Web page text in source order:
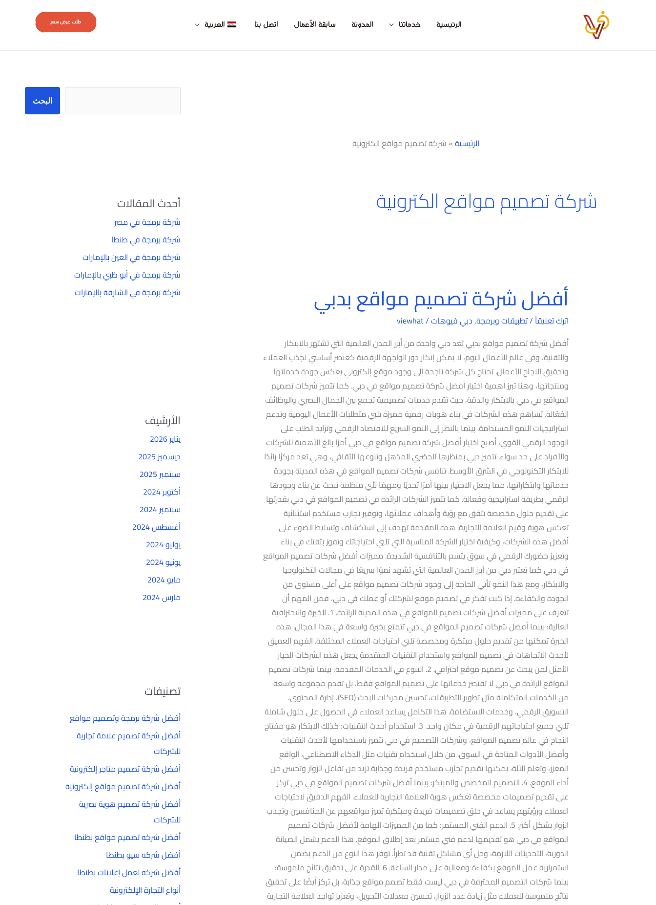
الرئيسية خدماتنا المدونة سابقة الأعمال اتصل بنا العربية طلب عرض سعر
الرئيسية» شركة تصميم مواقع الكترونية
شركة تصميم مواقع الكترونية
أفضل شركة تصميم مواقع بدبي
اترك تعليقاً/تطبيقات وبرمجة,دبي فيوهات/
viewhat
أفضل شركة تصميم مواقع بدبي تعد دبي واحدة من أبرز المدن العالمية التي تشتهر بالابتكار
والتقنية، وفي عالم الأعمال اليوم، لا يمكن إنكار دور الواجهة الرقمية كعنصر أساسي لجذب العملاء
وتحقيق النجاح الأعمال. تحتاج كل شركة ناجحة إلى وجود موقع إلكتروني يعكس جودة خدماتها
ومنتجاتها، وهنا تبرز أهمية اختيار أفضل شركة تصميم مواقع في دبي. كما تتميز شركات تصميم
المواقع في دبي بالابتكار والدقة، حيث تقدم خدمات تصميمية تجمع بين الجمال البصري والوظائف
الفعّالة. تساهم هذه الشركات في بناء هويات رقمية مميزة تلبي متطلبات الأعمال اليومية وتدعم
استراتيجيات النمو المستدامة. بينما بالنظر إلى النمو السريع للاقتصاد الرقمي وتزايد الطلب على
الوجود الرقمي القوي، أصبح اختيار أفضل شركة تصميم مواقع في دبي أمرًا بالغ الأهمية للشركات
والأفراد على حد سواء. تتميز دبي بمنظرها الحضري المذهل وتنوعها الثقافي، وهي تعد مركزًا رائدًا
للابتكار التكنولوجي في الشرق الأوسط. تنافس شركات تصميم المواقع في هذه المدينة بجودة
خدماتها وابتكاراتها، مما يجعل الاختيار بينها أمرًا تحديًا ومهمًا لأي منظمة تبحث عن بناء وجودها
الرقمي بطريقة استراتيجية وفعالة. كما تتميز الشركات الرائدة في تصميم المواقع في دبي بقدرتها
على تقديم حلول مخصصة تتفق مع رؤية وأهداف عملائها، وتوفير تجارب مستخدم استثنائية
تعكس هوية وقيم العلامة التجارية. هذه المقدمة تهدف إلى استكشاف وتسليط الضوء على
أفضل هذه الشركات، وكيفية اختيار الشركة المناسبة التي تلبي احتياجاتك وتفوز بثقتك في بناء
وتعزيز حضورك الرقمي في سوق يتسم بالتنافسية الشديدة. مميزات أفضل شركات تصميم المواقع
في دبي كما تعتبر دبي من أبرز المدن العالمية التي تشهد نموًا سريعًا في مجالات التكنولوجيا
والابتكار، ومع هذا النمو تأتي الحاجة إلى وجود شركات تصميم مواقع على أعلى مستوى من
الجودة والكفاءة. إذا كنت تفكر في تصميم موقع لشركتك أو عملك في دبي، فمن المهم أن
تتعرف على مميزات أفضل شركات تصميم المواقع في هذه المدينة الرائدة. 1. الخبرة والاحترافية
العالية: بينما أفضل شركات تصميم المواقع في دبي تتمتع بخبرة واسعة في هذا المجال. هذه
الخبرة تمكنها من تقديم حلول مبتكرة ومخصصة تلبي احتياجات العملاء المختلفة. الفهم العميق
لأحدث الاتجاهات في تصميم المواقع واستخدام التقنيات المتقدمة يجعل هذه الشركات الخيار
الأمثل لمن يبحث عن تصميم موقع احترافي. 2. التنوع في الخدمات المقدمة: بينما شركات تصميم
المواقع الرائدة في دبي لا تقتصر خدماتها على تصميم المواقع فقط، بل تقدم مجموعة واسعة
من الخدمات المتكاملة مثل تطوير التطبيقات، تحسين محركات البحث (SEO)، إدارة المحتوى،
التسويق الرقمي، وخدمات الاستضافة. هذا التكامل يساعد العملاء في الحصول على حلول شاملة
تلبي جميع احتياجاتهم الرقمية في مكان واحد. 3. استخدام أحدث التقنيات: كذلك الابتكار هو مفتاح
النجاح في عالم تصميم المواقع، وشركات التصميم في دبي تتميز باستخدامها لأحدث التقنيات
وأفضل الأدوات المتاحة في السوق. من خلال استخدام تقنيات مثل الذكاء الاصطناعي، الواقع
المعزز، وتعلم الآلة، يمكنها تقديم تجارب مستخدم فريدة وجذابة تزيد من تفاعل الزوار وتحسن من
أداء الموقع. 4. التصميم المخصص والمبتكر: بينما أفضل شركات تصميم المواقع في دبي تركز
على تقديم تصميمات مخصصة تعكس هوية العلامة التجارية للعملاء. الفهم الدقيق لاحتياجات
العملاء ورؤيتهم يساعد في خلق تصميمات فريدة ومبتكرة تميز مواقعهم عن المنافسين وتجذب
الزوار بشكل أكبر. 5. الدعم الفني المستمر: كما من المميزات الهامة لأفضل شركات تصميم
المواقع في دبي هو تقديمها لدعم فني مستمر بعد إطلاق الموقع. هذا الدعم يشمل الصيانة
الدورية، التحديثات اللازمة، وحل أي مشاكل تقنية قد تطرأ. توفر هذا النوع من الدعم يضمن
استمرارية عمل الموقع بكفاءة وفعالية على مدار الساعة. 6. القدرة على تحقيق نتائج ملموسة:
بينما شركات التصميم المحترفة في دبي ليست فقط تصمم مواقع جذابة، بل تركز أيضًا على تحقيق
نتائج ملموسة للعملاء مثل زيادة عدد الزوار، تحسين معدلات التحويل، وتعزيز تواجد العلامة التجارية
أفضل
شركة
تصميم
مواقع
بدبي
البحث
أحدث المقالات
شركة برمجة في مصر
شركة برمجة في طنطا
شركة برمجة في العين بالإمارات
شركة برمجة في أبو ظبي بالإمارات
شركة برمجة في الشارقة بالإمارات
الأرشيف
يناير 2026
ديسمبر 2025
سبتمبر 2025
أكتوبر 2024
سبتمبر 2024
أغسطس 2024
يوليو 2024
يونيو 2024
مايو 2024
مارس 2024
تصنيفات
أفضل شركة برمجة وتصميم مواقع
أفضل شركة تصميم علامة تجارية
للشركات
أفضل شركة تصميم متاجر إلكترونية
أفضل شركة تصميم مواقع إلكترونية
أفضل شركة تصميم هوية بصرية
للشركات
أفضل شركه تصميم مواقع بطنطا
أفضل شركه سيو بطنطا
أفضل شركه لعمل إعلانات بطنطا
أنواع التجارة الإلكترونية